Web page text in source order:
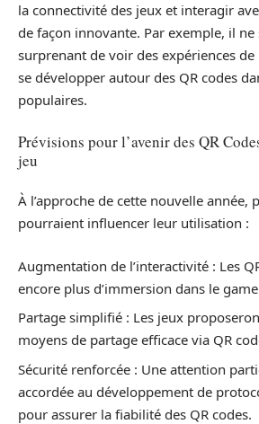
la connectivité des jeux et interagir
de façon innovante. Par exemple, il ne
surprenant de voir des expériences
se développer autour des QR codes
populaires.
Prévisions pour l’avenir des QR
jeu
À l’approche de cette nouvelle année,
pourraient influencer leur utilisation :
Augmentation de l’interactivité : Les
encore plus d’immersion dans le
Partage simplifié : Les jeux
moyens de partage efficace via QR
Sécurité renforcée : Une attention
accordée au développement de
pour assurer la fiabilité des QR codes.